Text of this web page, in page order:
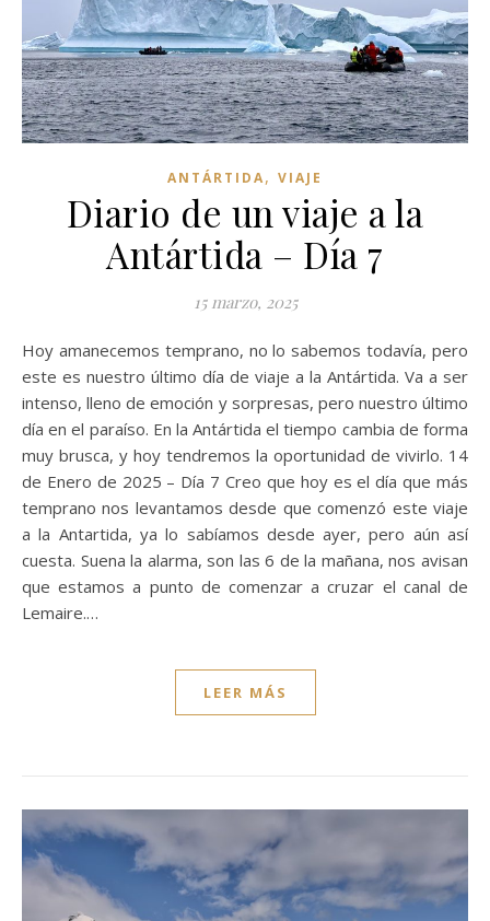
ANTÁRTIDA, VIAJE
Diario de un viaje a la
Antártida – Día 7
15 marzo, 2025
Hoy amanecemos temprano, no lo sabemos todavía, pero
este es nuestro último día de viaje a la Antártida. Va a ser
intenso, lleno de emoción y sorpresas, pero nuestro último
día en el paraíso. En la Antártida el tiempo cambia de forma
muy brusca, y hoy tendremos la oportunidad de vivirlo. 14
de Enero de 2025 – Día 7 Creo que hoy es el día que más
temprano nos levantamos desde que comenzó este viaje
a la Antartida, ya lo sabíamos desde ayer, pero aún así
cuesta. Suena la alarma, son las 6 de la mañana, nos avisan
que estamos a punto de comenzar a cruzar el canal de
Lemaire.…
LEER MÁS